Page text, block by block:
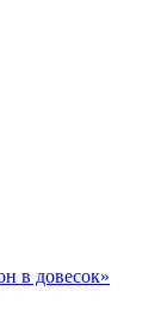
в довесок»